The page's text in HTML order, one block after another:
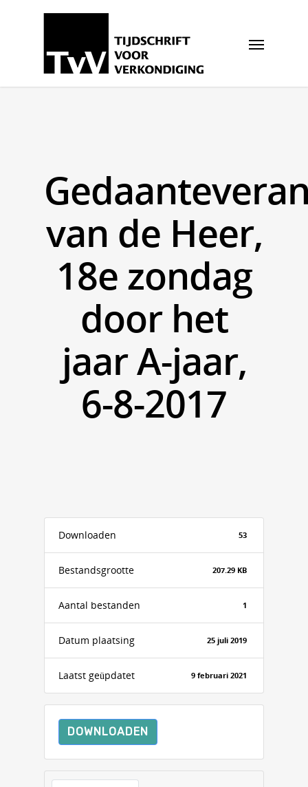
van de Heer,
18e zondag
door het
jaar A-jaar,
6-8-2017
Downloaden 53
Bestandsgrootte 207.29 KB
Aantal bestanden 1
Datum plaatsing 25 juli 2019
Laatst geüpdatet 9 februari 2021
DOWNLOADEN